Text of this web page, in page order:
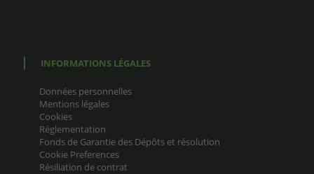
INFORMATIONS LÉGALES
Données personnelles
Mentions légales
Cookies
Réglementation
Fonds de Garantie des Dépôts et résolution
Cookie Preferences
Résiliation de contrat